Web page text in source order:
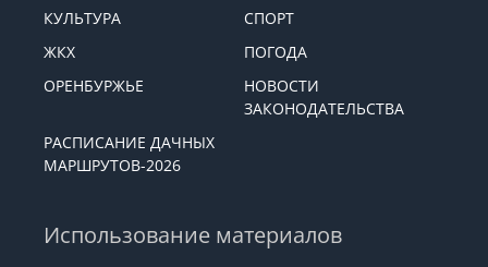
КУЛЬТУРА
СПОРТ
ЖКХ
ПОГОДА
ОРЕНБУРЖЬЕ
НОВОСТИ
ЗАКОНОДАТЕЛЬСТВА
РАСПИСАНИЕ ДАЧНЫХ
МАРШРУТОВ-2026
Использование материалов